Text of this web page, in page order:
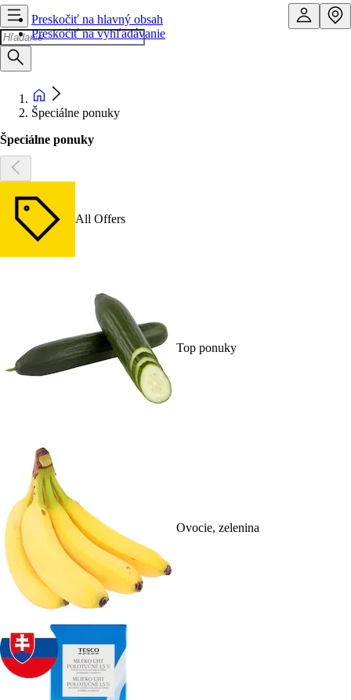
Preskočiť na hlavný obsah
Preskočiť na vyhľadávanie
Špeciálne ponuky
Špeciálne ponuky
All Offers
Top ponuky
Ovocie, zelenina